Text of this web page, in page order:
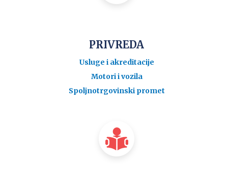
PRIVREDA
Usluge i akreditacije
Motori i vozila
Spoljnotrgovinski promet